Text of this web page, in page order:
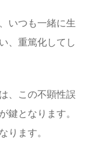
いつも一緒に生
、重篤化してし
、この不顕性誤
鍵となります。
ります。